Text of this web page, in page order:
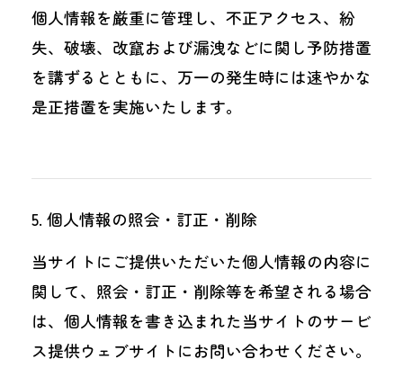
個人情報を厳重に管理し、不正アクセス、紛
失、破壊、改竄および漏洩などに関し予防措置
を講ずるとともに、万一の発生時には速やかな
是正措置を実施いたします。
個人情報の照会・訂正・削除
当サイトにご提供いただいた個人情報の内容に
関して、照会・訂正・削除等を希望される場合
は、個人情報を書き込まれた当サイトのサービ
ス提供ウェブサイトにお問い合わせください。